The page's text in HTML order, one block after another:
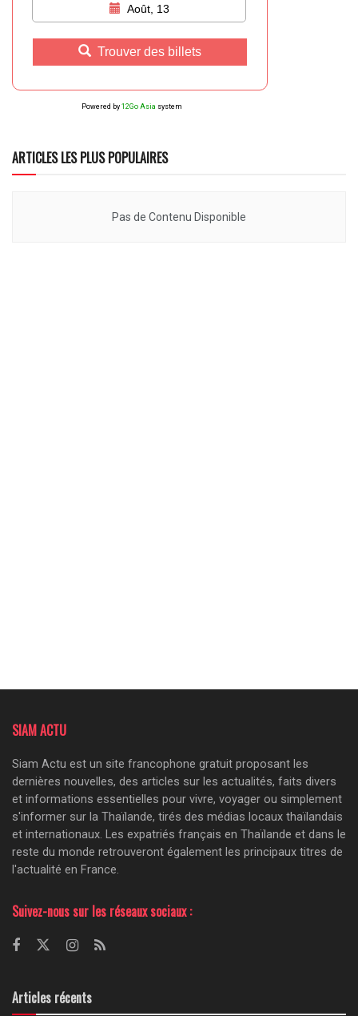
Août, 13
Trouver des billets
Powered by 12Go Asia system
ARTICLES LES PLUS POPULAIRES
Pas de Contenu Disponible
SIAM ACTU
Siam Actu est un site francophone gratuit proposant les
dernières nouvelles, des articles sur les actualités, faits divers
et informations essentielles pour vivre, voyager ou simplement
s'informer sur la Thaïlande, tirés des médias locaux thaïlandais
et internationaux. Les expatriés français en Thaïlande et dans le
reste du monde retrouveront également les principaux titres de
l'actualité en France.
Suivez-nous sur les réseaux sociaux :
Articles récents